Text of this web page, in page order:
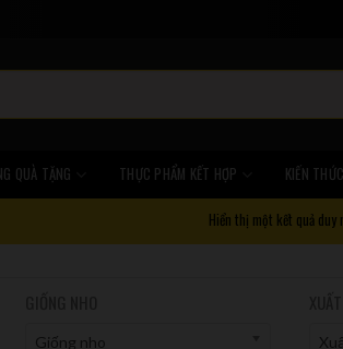
QUÀ TẶNG THỰC PHẨM KẾT HỢP KIẾN
Hiển thị một kết quả duy
Giống nho